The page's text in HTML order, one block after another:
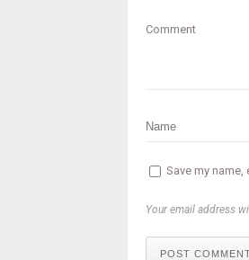
Comment
Save my
Your email address
POST